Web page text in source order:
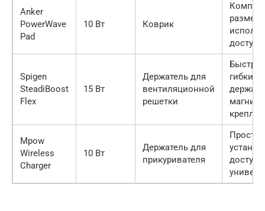
Anker
PowerWave
Pad
10 Вт Коврик
размер,
Spigen
SteadiBoost
Flex
15 Вт
Держатель для
вентиляционной
решетки
гибкий
Mpow
Wireless
Charger
10 Вт
Держатель для
прикуривателя